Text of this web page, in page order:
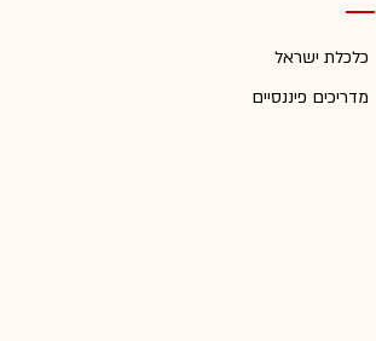
כלכלת ישראל
מדריכים פיננסיים